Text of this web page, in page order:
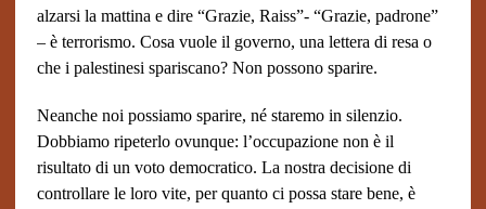
alzarsi la mattina e dire “Grazie, Raiss”- “Grazie, padrone”
– è terrorismo. Cosa vuole il governo, una lettera di resa o
che i palestinesi spariscano? Non possono sparire.
Neanche noi possiamo sparire, né staremo in silenzio.
Dobbiamo ripeterlo ovunque: l’occupazione non è il
risultato di un voto democratico. La nostra decisione di
controllare le loro vite, per quanto ci possa stare bene, è